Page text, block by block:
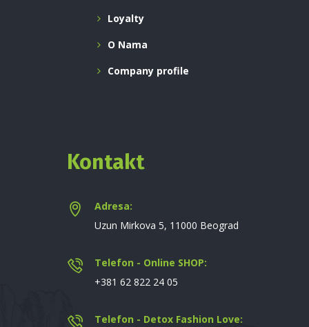
Loyalty
O Nama
Company profile
Kontakt
Adresa:
Uzun Mirkova 5, 11000 Beograd
Telefon - Online SHOP:
+381 62 822 24 05
Telefon - Detox Fashion Love: